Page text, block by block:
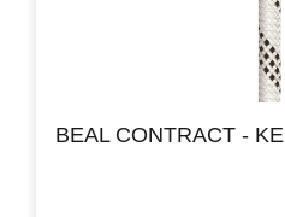
BEAL CONTRACT -